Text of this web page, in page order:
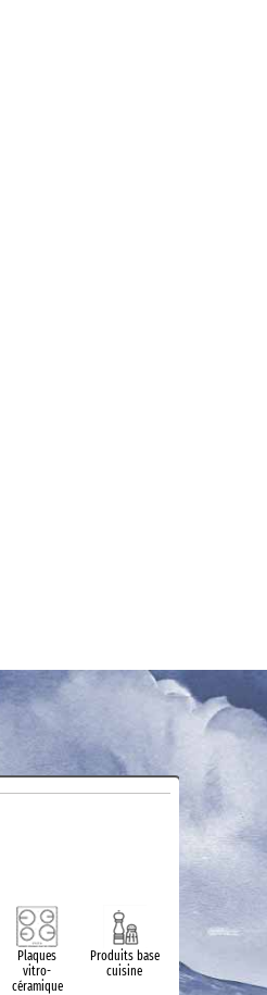
Plaques
vitro-
céramique
Produits base
cuisine